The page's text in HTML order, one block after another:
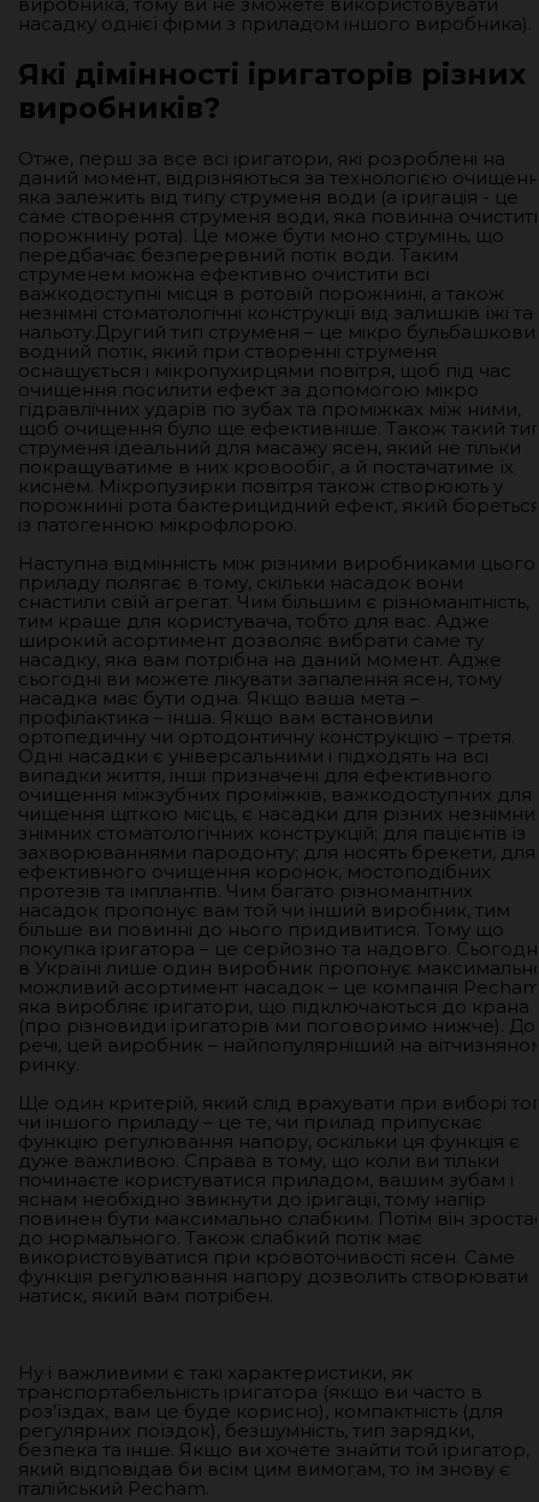
насадку однієї фірми з приладом іншого виробника).
Які дімінності іригаторів різних
виробників?
Отже, перш за все всі іригатори, які розроблені на
даний момент, відрізняються за технологією
яка залежить від типу струменя води (а іригація - це
саме створення струменя води, яка повинна
порожнину рота). Це може бути моно струмінь, що
передбачає безперервний потік води. Таким
струменем можна ефективно очистити всі
важкодоступні місця в ротовій порожнині, а також
незнімні стоматологічні конструкції від залишків їжі та
нальоту.Другий тип струменя – це мікро
водний потік, який при створенні струменя
оснащується і мікропухирцями повітря, щоб під час
очищення посилити ефект за допомогою мікро
гідравлічних ударів по зубах та проміжках між ними,
щоб очищення було ще ефективніше. Також такий
струменя ідеальний для масажу ясен, який не тільки
покращуватиме в них кровообіг, а й постачатиме їх
киснем. Мікропузирки повітря також створюють у
порожнині рота бактерицидний ефект, який
із патогенною мікрофлорою.
Наступна відмінність між різними виробниками цього
приладу полягає в тому, скільки насадок вони
снастили свій агрегат. Чим більшим є різноманітність,
тим краще для користувача, тобто для вас. Адже
широкий асортимент дозволяє вибрати саме ту
насадку, яка вам потрібна на даний момент. Адже
сьогодні ви можете лікувати запалення ясен, тому
насадка має бути одна. Якщо ваша мета –
профілактика – інша. Якщо вам встановили
ортопедичну чи ортодонтичну конструкцію – третя.
Одні насадки є універсальними і підходять на всі
випадки життя, інші призначені для ефективного
очищення міжзубних проміжків, важкодоступних для
чищення щіткою місць, є насадки для різних
знімних стоматологічних конструкцій; для пацієнтів із
захворюваннями пародонту; для носять брекети, для
ефективного очищення коронок, мостоподібних
протезів та імплантів. Чим багато різноманітних
насадок пропонує вам той чи інший виробник, тим
більше ви повинні до нього придивитися. Тому що
покупка іригатора – це серйозно та надовго.
в Україні лише один виробник пропонує
можливий асортимент насадок – це компанія
яка виробляє іригатори, що підключаються до крана
(про різновиди іригаторів ми поговоримо нижче). До
речі, цей виробник – найпопулярніший на
ринку.
Ще один критерій, який слід врахувати при виборі
чи іншого приладу – це те, чи прилад припускає
функцію регулювання напору, оскільки ця функція є
дуже важливою. Справа в тому, що коли ви тільки
починаєте користуватися приладом, вашим зубам і
яснам необхідно звикнути до іригації, тому напір
повинен бути максимально слабким. Потім він
до нормального. Також слабкий потік має
використовуватися при кровоточивості ясен. Саме
функція регулювання напору дозволить створювати
натиск, який вам потрібен.
Ну і важливими є такі характеристики, як
транспортабельність іригатора (якщо ви часто в
роз'їздах, вам це буде корисно), компактність (для
регулярних поїздок), безшумність, тип зарядки,
безпека та інше. Якщо ви хочете знайти той іригатор,
який відповідав би всім цим вимогам, то їм знову є
італійський Pecham.